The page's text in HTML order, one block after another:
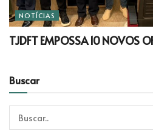
NOTÍCIAS
TJDFT EMPOSSA 10 NOVOS
Buscar